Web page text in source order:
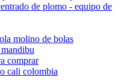
de plomo - equipo de
molino de bolas
comprar
cali colombia